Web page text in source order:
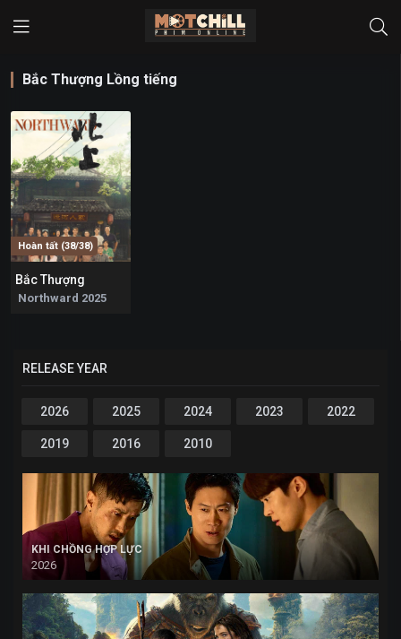
Bắc Thượng Lồng tiếng
Hoàn tất (38/38)
Bắc Thượng
Northward 2025
RELEASE YEAR
2026 2025 2024 2023 2022
2019 2016 2010
KHI CHỒNG HỢP LỰC
2026